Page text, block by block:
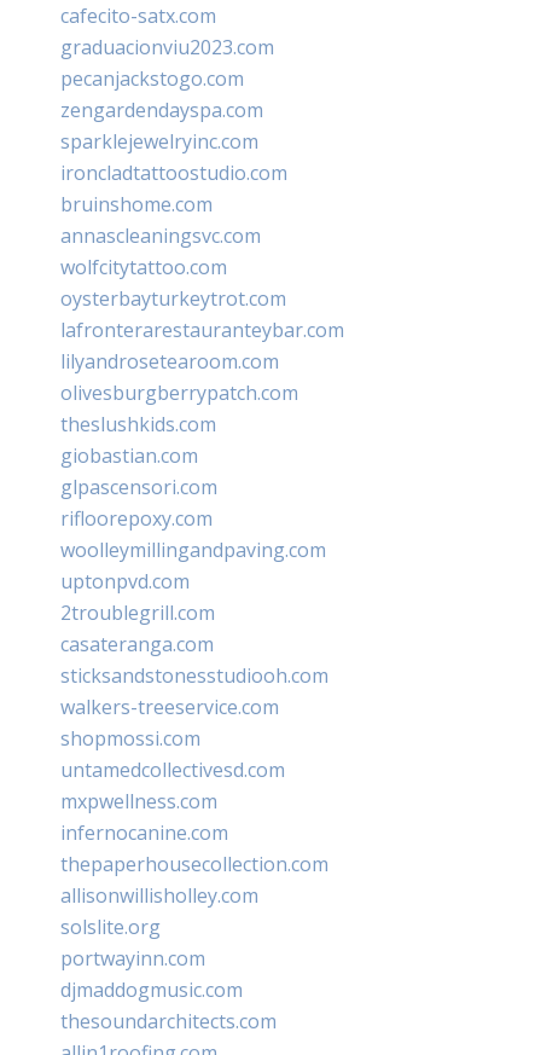
cafecito-satx.com
graduacionviu2023.com
pecanjackstogo.com
zengardendayspa.com
sparklejewelryinc.com
ironcladtattoostudio.com
bruinshome.com
annascleaningsvc.com
wolfcitytattoo.com
oysterbayturkeytrot.com
lafronterarestauranteybar.com
lilyandrosetearoom.com
olivesburgberrypatch.com
theslushkids.com
giobastian.com
glpascensori.com
rifloorepoxy.com
woolleymillingandpaving.com
uptonpvd.com
2troublegrill.com
casateranga.com
sticksandstonesstudiooh.com
walkers-treeservice.com
shopmossi.com
untamedcollectivesd.com
mxpwellness.com
infernocanine.com
thepaperhousecollection.com
allisonwillisholley.com
solslite.org
portwayinn.com
djmaddogmusic.com
thesoundarchitects.com